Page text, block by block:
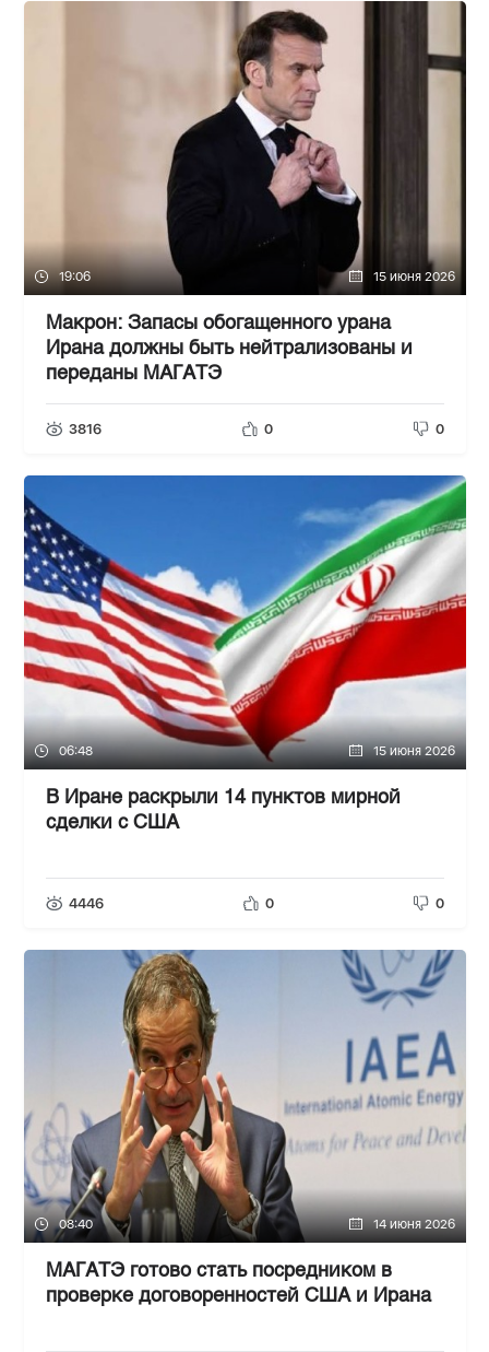
19:06 15 июня 2026
Макрон: Запасы обогащенного урана
Ирана должны быть нейтрализованы и
переданы МАГАТЭ
3816 0 0
06:48 15 июня 2026
В Иране раскрыли 14 пунктов мирной
сделки с США
4446 0 0
08:40 14 июня 2026
МАГАТЭ готово стать посредником в
проверке договоренностей США и Ирана